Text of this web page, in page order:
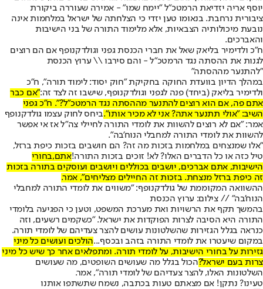
יוסף אריה יזדיאת הרמטכ"ל "יימח שמו" - אמירה שעוררה ביקורת
ציבורית נרחבת. בנאומו טען יזדי כי הצלחתה של ישראל במלחמות אינה
נובעת מיכולותיה הצבאיות, אלא מלימוד התורה של בני הישיבות
והאברכים.
ח״כ ולדימיר בליאק שאל את חברי הכנסת גפני וגולדקנופף אם הם רוצים
לגנות את ההסתה נגד הרמטכ"ל - והם סירבו \\ ערוץ הכנסת
"להתנער מההסתה"
במהלך הדיון בוועדת החוקה בחקיקת "חוק יסוד: לימוד תורה", ח"כ
ולדימיר בליאק (ביחד) פנה לגפני וגולדקנופף, שישבו זה לצד זה:"אם כבר
אתם פה, אם הוא רוצים להתנער מההסתה נגד הרמטכ"ל?". ח"כ גפני
השיב: "אולי תתנער אתה? אני לא מכיר אותו".ביחס לחוק עצמו גולדקנופף
אמר: "אם לא רוצים להשוות את לומדי התורה לחיילי צה"ל אז אי אפשר
להשוות את לומדי התורה למחבלי הנוח'בה".
"אלו שמנצחים במלחמות בזכות מה זה? הם חושבים בזכות כיפת ברזל,
טיל כזה או כל הדברים האלו? לא! זוכים בזכות התורה!אתם,בחורי
הישיבות, אתם אברכים, יושבים בכוללים ויושבים ועוסקים בתורה בזכות
זה כיפת ברזל מנצחת. בזכות זה החיילים מצליחים", אמר.
ההשוואה המקוממת של גולדקנופף: "משווים את לומדי התורה למחבלי
הנוח'בה" // צילום: ערוץ הכנסת
בהמשך תקף את הרשויות ואת מערכת המשפט, וטען כי הפגיעה בלומדי
התורה היא הסיבה לצרות הפוקדות את ישראל. "כשקמים רשעים, וזה
כנראה בגלל הגזירות שהשלטונות עושים להצר צעדיהם של לומדי תורה.
במקום שיעטרו את לומדי התורה בזהב ובכסף...הולכים ועושים כל מיני
גזירות על בחורי הישיבות, על לומדי תורה. ומתפלאים אחר כך שיש כל מיני
צרות בעם ישראל?הכול בגלל מה שעושים השופטים, מה שעושים
השלטונות האלו, להצר צעדיהם של לומדי תורה", אמר.
טעינו? נתקן! אם מצאתם טעות בכתבה, נשמח שתשתפו אותנו